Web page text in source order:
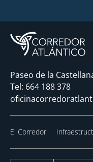
Paseo de la
Tel: 664 188 378
El Corredor